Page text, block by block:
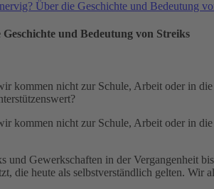
Über die Geschichte und Bedeutung
und Bedeutung von Streiks
kommen nicht zur Schule, Arbeit oder in
kommen nicht zur Schule, Arbeit oder in
Gewerkschaften in der Vergangenheit
die heute als selbstverständlich gelten.